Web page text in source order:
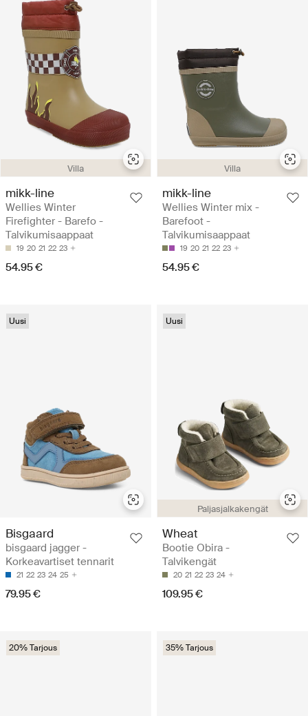
Villa
mikk-line
Wellies Winter
Firefighter - Barefo -
Talvikumisaappaat
19 20 21 22 23
54.95 €
Villa
mikk-line
Wellies Winter mix -
Barefoot -
Talvikumisaappaat
19 20 21 22 23
54.95 €
Uusi
Bisgaard
bisgaard jagger -
Korkeavartiset tennarit
21 22 23 24 25
79.95 €
Paljasjalkakengät
Uusi
Wheat
Bootie Obira -
Talvikengät
20 21 22 23 24
109.95 €
20% Tarjous 35% Tarjous